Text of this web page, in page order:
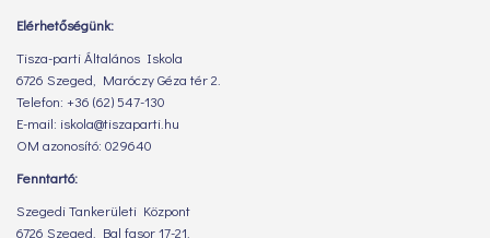
Elérhetőségünk:
Tisza-parti Általános Iskola
6726 Szeged, Maróczy Géza tér 2.
Telefon: +36 (62) 547-130
E-mail: iskola@tiszaparti.hu
OM azonosító: 029640
Fenntartó:
Szegedi Tankerületi Központ
6726 Szeged, Bal fasor 17-21.